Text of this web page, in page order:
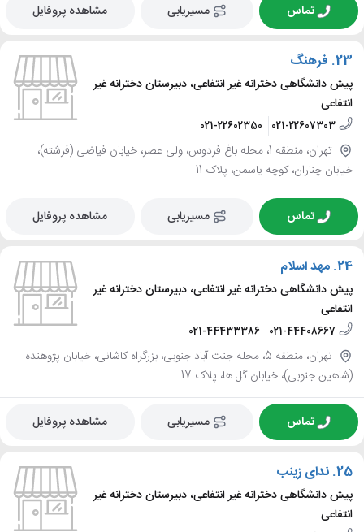
تماس مسیریابی مشاهده پروفایل
23. فرهنگ
پیش دانشگاهی دخترانه غیر انتفاعی، دبیرستان دخترانه غیر
انتفاعی
021-22607303
021-22602350
تهران، منطقه 1، محله باغ فردوس، ولی عصر، خیابان فیاضی (فرشته)،
خیابان چناران، کوچه یاسمن، پلاک 11
تماس مسیریابی مشاهده پروفایل
24. مهد اسلام
پیش دانشگاهی دخترانه غیر انتفاعی، دبیرستان دخترانه غیر
انتفاعی
021-44408667
021-44433386
تهران، منطقه 5، محله جنت آباد جنوبی، بزرگراه کاشانی، خیابان پژوهنده
(شاهین جنوبی)، خیابان گل ها، پلاک 17
تماس مسیریابی مشاهده پروفایل
25. ندای زینب
پیش دانشگاهی دخترانه غیر انتفاعی، دبیرستان دخترانه غیر
انتفاعی